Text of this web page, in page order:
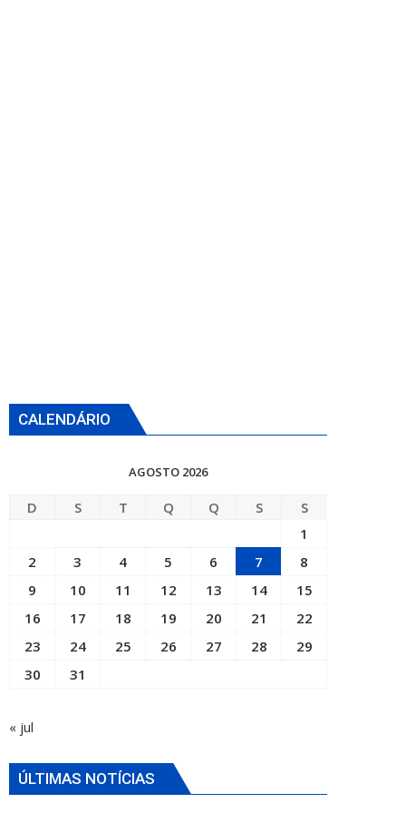
CALENDÁRIO
AGOSTO 2026
D S T Q Q S
S
1
2
3 4 5 6 7
8
9
10 11 12 13 14
15
16
17 18 19 20 21
22
23
24 25 26 27 28
29
30
31
« jul
ÚLTIMAS NOTÍCIAS